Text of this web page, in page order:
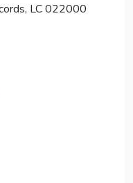
LC 022000